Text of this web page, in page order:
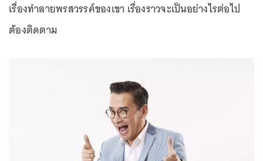
เรื่องทำลายพรสวรรค์ของเขา เรื่องราวจะเป็นอย่างไรต่อไป
ต้องติดตาม